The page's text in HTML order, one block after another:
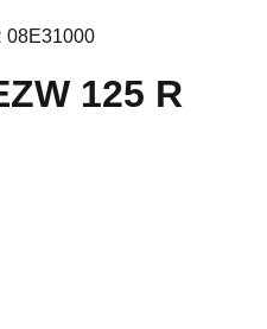
08E31000
125 R